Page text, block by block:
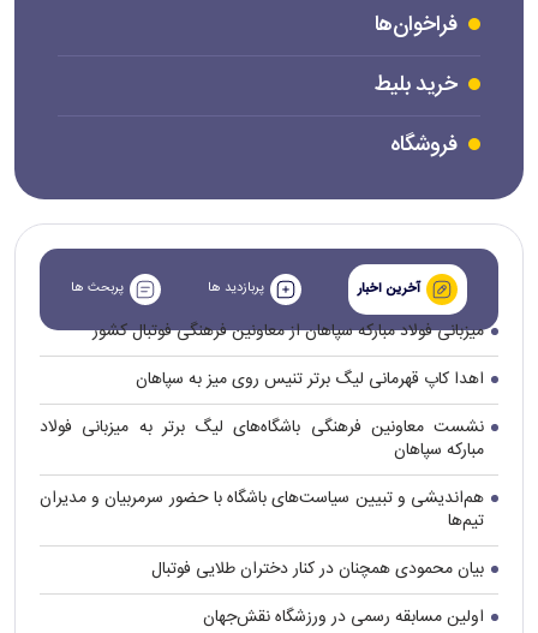
فراخوان‌ها
خرید بلیط
فروشگاه
آخرین اخبار پربازدید ها پربحث ها
میزبانی فولاد مبارکه سپاهان از معاونین فرهنگی فوتبال کشور
اهدا کاپ قهرمانی لیگ برتر تنیس روی میز به سپاهان
نشست معاونین فرهنگی باشگاه‌های لیگ برتر به میزبانی فولاد
مبارکه سپاهان
هم‌اندیشی و تبیین سیاست‌های باشگاه با حضور سرمربیان و مدیران
تیم‌ها
بیان محمودی همچنان در کنار دختران طلایی فوتبال
اولین مسابقه رسمی در ورزشگاه نقش‌جهان